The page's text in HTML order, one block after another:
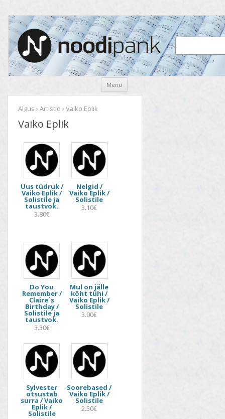
Noodipank
noodipank.ee
Menu Skip
content
Algus › Artistid › Vaiko Eplik
Vaiko Eplik
Uus tüdruk /
Vaiko Eplik /
Solistile ja
taustvok.
3.80€
Nelgid /
Vaiko Eplik /
Solistile
3.10€
Do You
Remember /
Claire´s
Birthday /
Solistile ja
taustvok.
3.30€
Mul on jälle
kõht tühi /
Vaiko Eplik /
Solistile
3.00€
Sylvester
otsustab
surra / Vaiko
Eplik /
Solistile
Soorebased /
Vaiko Eplik /
Solistile
2.50€